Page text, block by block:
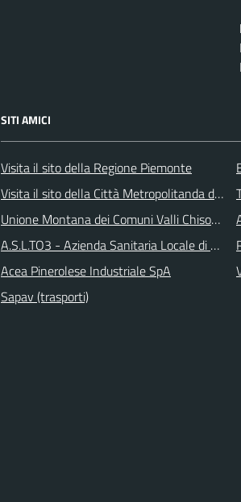
SITI AMICI
Visita il sito della Regione Piemonte
Visita il sito della Città Metropolitanda di
Unione Montana dei Comuni Valli Chisone e
A.S.L.TO3 - Azienda Sanitaria Locale di
Acea Pinerolese Industriale SpA
Sapav (trasporti)